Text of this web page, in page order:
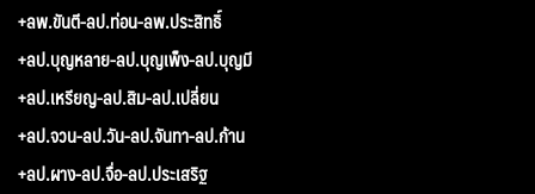
+ลพ.ขันตี-ลป.ท่อน-ลพ.ประสิทธิ์
+ลป.บุญหลาย-ลป.บุญเพ็ง-ลป.บุญมี
+ลป.เหรียญ-ลป.สิม-ลป.เปลี่ยน
+ลป.จวน-ลป.วัน-ลป.จันทา-ลป.ก้าน
+ลป.ผาง-ลป.จื่อ-ลป.ประเสริฐ